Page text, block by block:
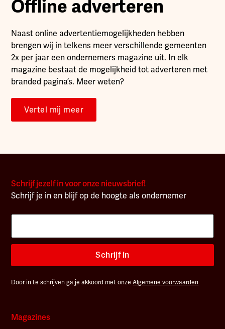
Offline adverteren
Naast online advertentiemogelijkheden hebben
brengen wij in telkens meer verschillende gemeenten
2x per jaar een ondernemers magazine uit. In elk
magazine bestaat de mogelijkheid tot adverteren met
branded pagina’s. Meer weten?
Vertel mij meer
Schrijf jezelf in voor onze nieuwsbrief!
Schrijf je in en blijf op de hoogte als ondernemer
Schrijf in
Door in te schrijven ga je akkoord met onzeAlgemene voorwaarden
Magazines